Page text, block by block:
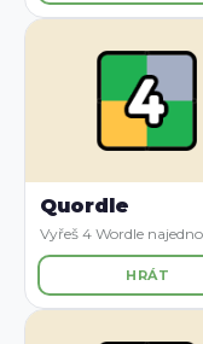
Quordle
Vyřeš 4 Wordle
HRÁT